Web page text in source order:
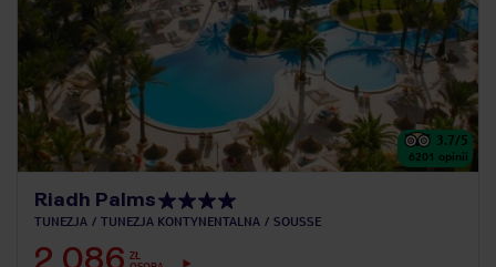
3.7/5
6201 opinii
Riadh Palms
TUNEZJA TUNEZJA KONTYNENTALNA SOUSSE
2 086 ZŁ